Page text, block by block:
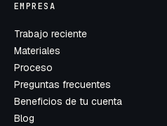
EMPRESA
Trabajo reciente
Materiales
Proceso
Preguntas frecuentes
Beneficios de tu cuenta
Blog